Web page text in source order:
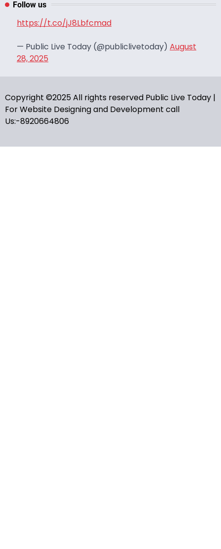
Follow us
https://t.co/jJ8Lbfcmad
— Public Live Today (@publiclivetoday) August
28, 2025
Copyright ©2025 All rights reserved Public Live Today |
For Website Designing and Development call
Us:-8920664806